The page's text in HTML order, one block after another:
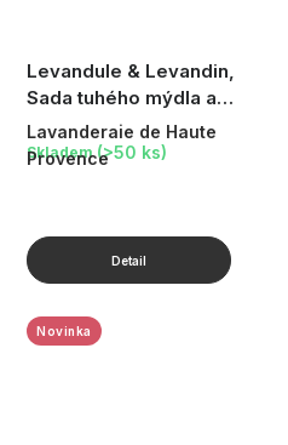
Levandule & Levandin,
Sada tuhého mýdla a
vonného pytlíčku (cikáda)
Lavanderaie de Haute
Provence
Skladem (>50 ks)
Novinka